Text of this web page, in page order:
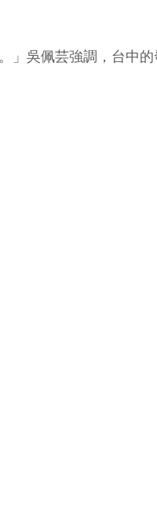
」吳佩芸強調，台中